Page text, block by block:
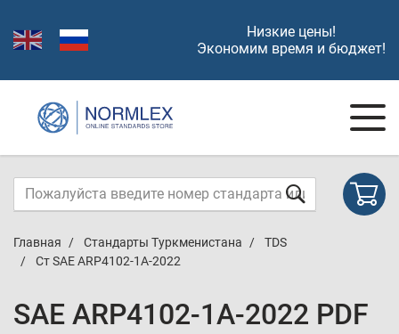
Низкие цены!
Экономим время и бюджет!
Главная Стандарты Туркменистана
TDS
Ст SAE ARP4102-1A-2022
SAE ARP4102-1A-2022 PDF